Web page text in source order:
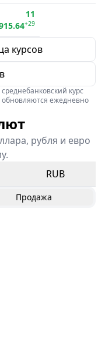
11
+29
курсов
курс
обновляются ежедневно
рубля и евро
RUB
Продажа